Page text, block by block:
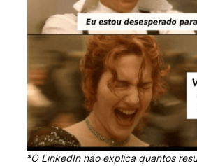
*O LinkedIn não explica quantos